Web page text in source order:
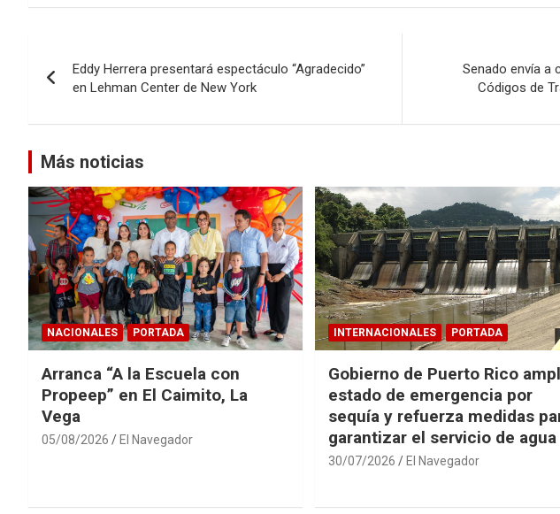
de
entradas
Eddy Herrera presentará espectáculo “Agradecido”
en Lehman Center de New York
Senado envía a
Códigos de
Más noticias
NACIONALES PORTADA
Arranca “A la Escuela con
Propeep” en El Caimito, La
Vega
05/08/2026 El Navegador
INTERNACIONALES PORTADA
Gobierno de Puerto Rico
estado de emergencia por
sequía y refuerza medidas
garantizar el servicio de agua
30/07/2026 El Navegador